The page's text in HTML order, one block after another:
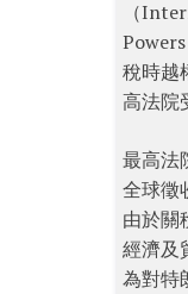
（
稅時越
高法院
最高法
全球徵
由於關
經濟及
為對特